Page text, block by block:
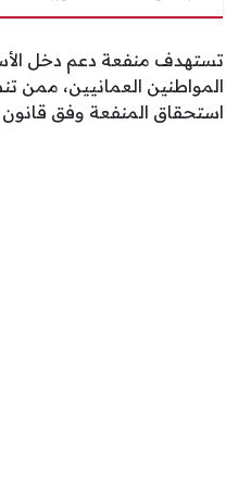
تستهدف منفعة دعم دخل
المواطنين العمانيين، ممن
استحقاق المنفعة وفق قانون